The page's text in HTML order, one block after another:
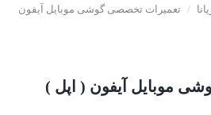
/ تعمیرات تخصصی گوشی موبایل آیفون
موبایل آیفون ( اپل )